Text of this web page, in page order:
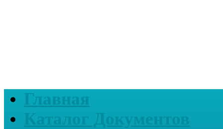
Главная
Каталог Документов